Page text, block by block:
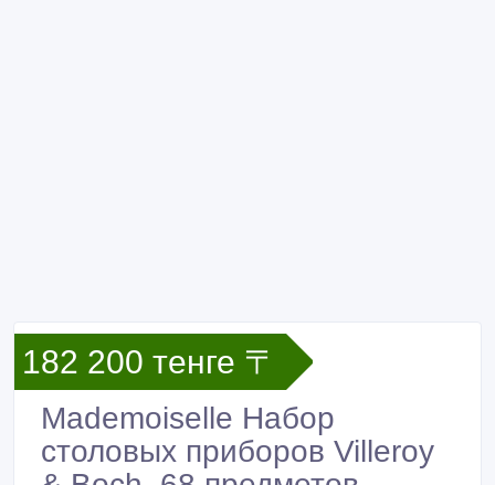
182 200 тенге 〒
Mademoiselle Набор
столовых приборов Villeroy